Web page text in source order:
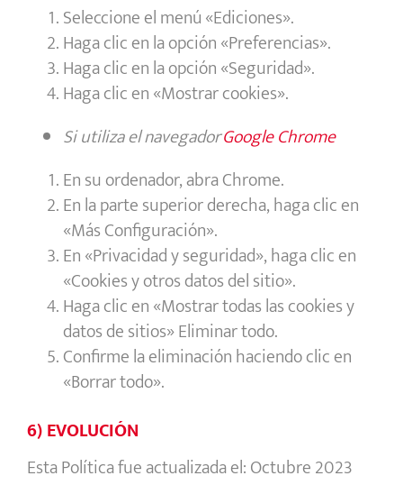
Seleccione el menú «Ediciones».
Haga clic en la opción «Preferencias».
Haga clic en la opción «Seguridad».
Haga clic en «Mostrar cookies».
Si utiliza el navegadorGoogle Chrome
En su ordenador, abra Chrome.
En la parte superior derecha, haga clic en
«Más Configuración».
En «Privacidad y seguridad», haga clic en
«Cookies y otros datos del sitio».
Haga clic en «Mostrar todas las cookies y
datos de sitios» Eliminar todo.
Confirme la eliminación haciendo clic en
«Borrar todo».
6) EVOLUCIÓN
Esta Política fue actualizada el: Octubre 2023